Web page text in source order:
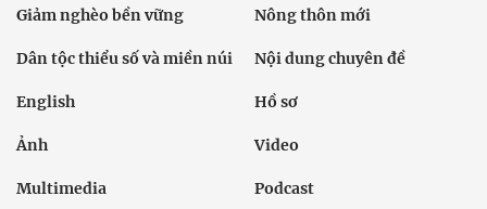
Giảm nghèo bền vững Nông thôn mới
Dân tộc thiểu số và miền núi Nội dung chuyên đề
English Hồ sơ
Ảnh Video
Multimedia Podcast